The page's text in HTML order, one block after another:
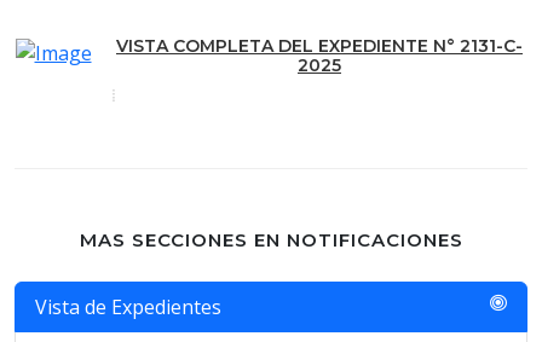
VISTA COMPLETA DEL EXPEDIENTE N° 2131-C-
2025
MAS SECCIONES EN NOTIFICACIONES
Vista de Expedientes